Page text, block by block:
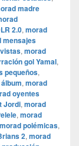
madre
2.0, morad
mensajes
, morad
gol Yamal,
pequeños,
, morad
oyentes
Jordi, morad
, morad
morad polémicas,
2, morad